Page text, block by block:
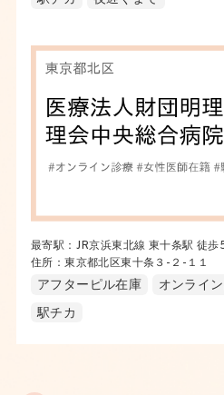
最寄駅：JR京浜東北線 東十条駅 徒歩
住所：東京都北区東十条３-２-１１
アフターピル在庫 オンライ
駅チカ